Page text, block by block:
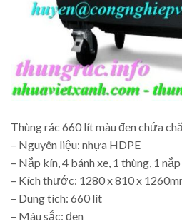
Thùng rác 660 lít màu đen chứa
– Nguyên liệu: nhựa HDPE
– Nắp kín, 4 bánh xe, 1 thùng, 1 nắp
– Kích thước: 1280 x 810 x
– Dung tích: 660 lít
– Màu sắc: đen